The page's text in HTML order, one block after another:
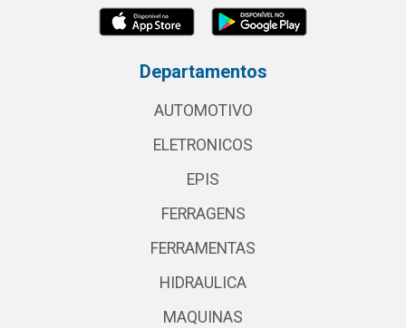
Departamentos
AUTOMOTIVO
ELETRONICOS
EPIS
FERRAGENS
FERRAMENTAS
HIDRAULICA
MAQUINAS